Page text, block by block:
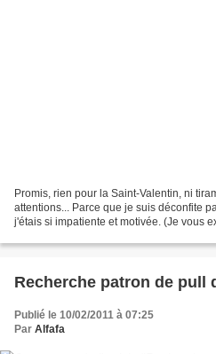
Promis, rien pour la Saint-Valentin, ni
attentions... Parce que je suis déconfite
j'étais si impatiente et motivée. (Je vous
Recherche patron de pull
Publié le 10/02/2011 à 07:25
Par Alfafa